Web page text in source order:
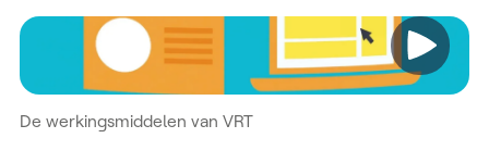
Video
De werkingsmiddelen van VRT